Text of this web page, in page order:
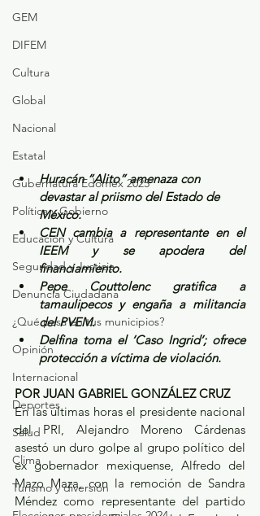
GEM
DIFEM
Cultura
Global
Nacional
Estatal
Gubernatura Edoméx 2023
Política y Gobierno
Educación y Cultura
Seguridad y Justicia
Denuncia Ciudadana
¿Qué pasa en tus municipios?
Opinión
Internacional
Deportes
Salud
Clima
Turismo y diversión
Huracán “Alito” amenaza con
devastar al priismo del Estado de
México.
CEN cambia a representante en el
IEEM y se apodera del
financiamiento.
Pepe Couttolenc gratifica a
tamaulipecos y engaña a militancia
del PVEM.
Delfina toma el ‘Caso Ingrid’; ofrece
protección a víctima de violación.
POR JUAN GABRIEL GONZÁLEZ CRUZ
En las últimas horas el presidente nacional
del PRI, Alejandro Moreno Cárdenas
asestó un duro golpe al grupo político del
ex gobernador mexiquense, Alfredo del
Mazo Maza, con la remoción de Sandra
Méndez como representante del partido